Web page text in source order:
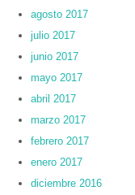
agosto 2017
julio 2017
junio 2017
mayo 2017
abril 2017
marzo 2017
febrero 2017
enero 2017
diciembre 2016